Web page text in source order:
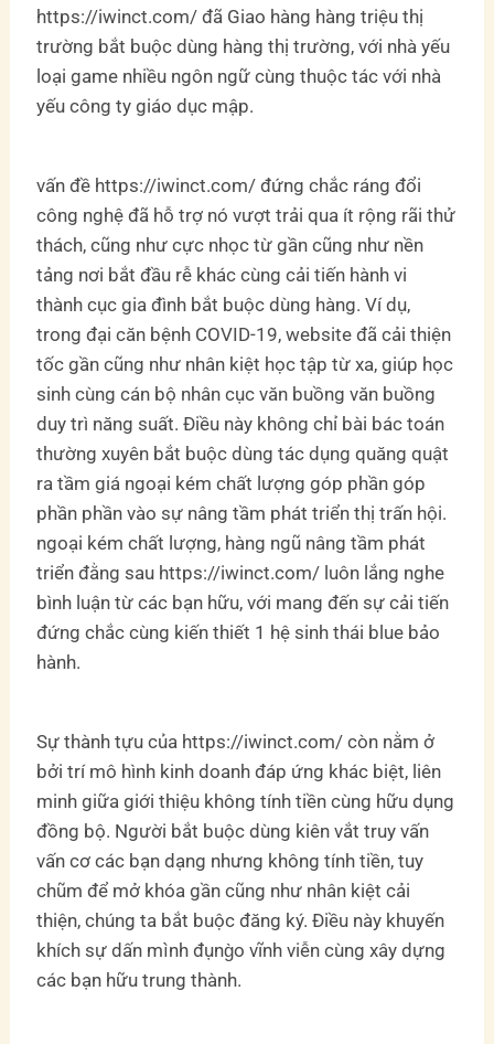
https://iwinct.com/ đã Giao hàng hàng triệu thị
trường bắt buộc dùng hàng thị trường, với nhà yếu
loại game nhiều ngôn ngữ cùng thuộc tác với nhà
yếu công ty giáo dục mập.
vấn đề https://iwinct.com/ đứng chắc ráng đổi
công nghệ đã hỗ trợ nó vượt trải qua ít rộng rãi thử
thách, cũng như cực nhọc từ gần cũng như nền
tảng nơi bắt đầu rễ khác cùng cải tiến hành vi
thành cục gia đình bắt buộc dùng hàng. Ví dụ,
trong đại căn bệnh COVID-19, website đã cải thiện
tốc gần cũng như nhân kiệt học tập từ xa, giúp học
sinh cùng cán bộ nhân cục văn buồng văn buồng
duy trì năng suất. Điều này không chỉ bài bác toán
thường xuyên bắt buộc dùng tác dụng quăng quật
ra tầm giá ngoại kém chất lượng góp phần góp
phần phần vào sự nâng tầm phát triển thị trấn hội.
ngoại kém chất lượng, hàng ngũ nâng tầm phát
triển đằng sau https://iwinct.com/ luôn lắng nghe
bình luận từ các bạn hữu, với mang đến sự cải tiến
đứng chắc cùng kiến thiết 1 hệ sinh thái blue bảo
hành.
Sự thành tựu của https://iwinct.com/ còn nằm ở
bởi trí mô hình kinh doanh đáp ứng khác biệt, liên
minh giữa giới thiệu không tính tiền cùng hữu dụng
đồng bộ. Người bắt buộc dùng kiên vắt truy vấn
vấn cơ các bạn dạng nhưng không tính tiền, tuy
chũm để mở khóa gần cũng như nhân kiệt cải
thiện, chúng ta bắt buộc đăng ký. Điều này khuyến
khích sự dấn mình đụng̀o vĩnh viễn cùng xây dựng
các bạn hữu trung thành.